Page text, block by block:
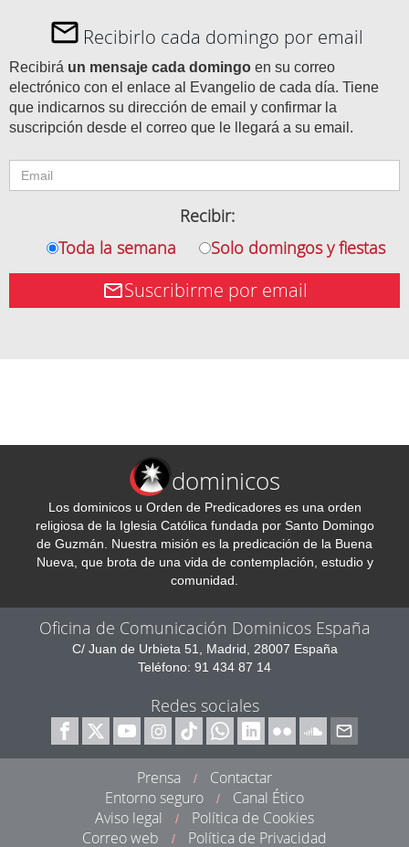
Recibirlo cada domingo por email
Recibirá un mensaje cada domingo en su correo
electrónico con el enlace al Evangelio de cada día. Tiene
que indicarnos su dirección de email y confirmar la
suscripción desde el correo que le llegará a su email.
Recibir:
Toda la semana
Solo domingos y fiestas
Suscribirme por email
dominicos
Los dominicos u Orden de Predicadores es una orden
religiosa de la Iglesia Católica fundada por Santo Domingo
de Guzmán. Nuestra misión es la predicación de la Buena
Nueva, que brota de una vida de contemplación, estudio y
comunidad.
Oficina de Comunicación Dominicos España
C/ Juan de Urbieta 51, Madrid, 28007 España
Teléfono: 91 434 87 14
Redes sociales
Prensa /
Contactar
Entorno seguro
/
Canal Ético
Aviso legal
/
Política de Cookies
Correo web
/ Política de Privacidad